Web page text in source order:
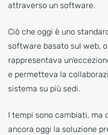
attraverso un software.
Ciò che oggi è uno
software basato sul web,
rappresentava
e permetteva la
sistema su più sedi.
I tempi sono cambiati, ma
ancora oggi la soluzione